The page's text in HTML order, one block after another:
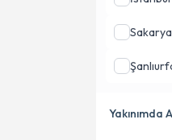
Sakarya
Yakınımda